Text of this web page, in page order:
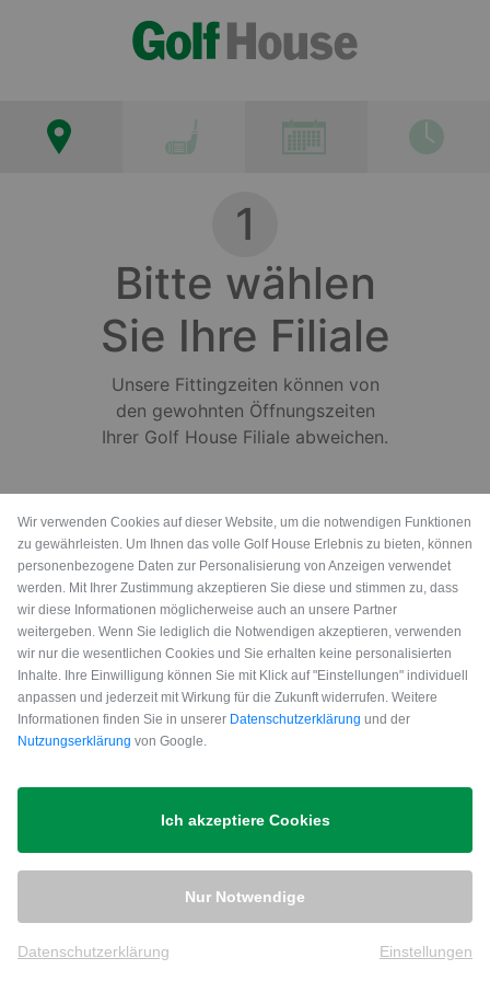
1
Bitte wählen
Sie Ihre Filiale
Unsere Fittingzeiten können von
den gewohnten Öffnungszeiten
Ihrer Golf House Filiale abweichen.
Liste
Ihre Golf House Filiale
in der Filialliste auswählen
Karte
Ihre Golf House Filiale
Wir verwenden Cookies auf dieser Website, um die notwendigen Funktionen
zu gewährleisten. Um Ihnen das volle Golf House Erlebnis zu bieten, können
personenbezogene Daten zur Personalisierung von Anzeigen verwendet
werden. Mit Ihrer Zustimmung akzeptieren Sie diese und stimmen zu, dass
wir diese Informationen möglicherweise auch an unsere Partner
weitergeben. Wenn Sie lediglich die Notwendigen akzeptieren, verwenden
wir nur die wesentlichen Cookies und Sie erhalten keine personalisierten
Inhalte. Ihre Einwilligung können Sie mit Klick auf "Einstellungen" individuell
anpassen und jederzeit mit Wirkung für die Zukunft widerrufen. Weitere
Informationen finden Sie in unserer Datenschutzerklärung und der
Nutzungserklärung von Google.
Ich akzeptiere Cookies
Nur Notwendige
Datenschutzerklärung Einstellungen